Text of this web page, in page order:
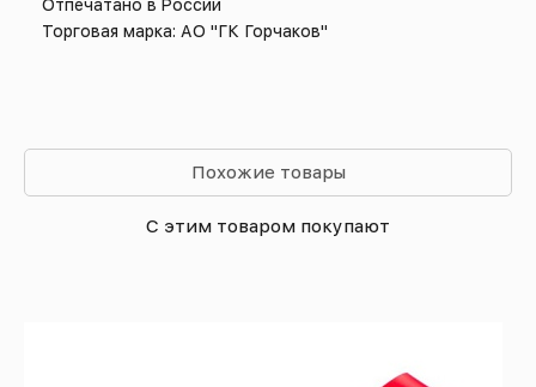
Отпечатано в России
Торговая марка: АО "ГК Горчаков"
Похожие товары
С этим товаром покупают